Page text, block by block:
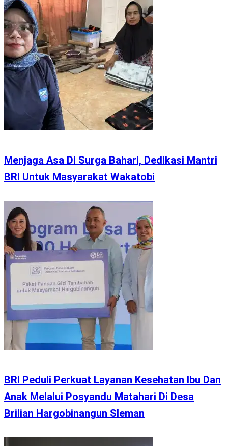
Menjaga Asa Di Surga Bahari, Dedikasi Mantri
BRI Untuk Masyarakat Wakatobi
BRI Peduli Perkuat Layanan Kesehatan Ibu Dan
Anak Melalui Posyandu Matahari Di Desa
Brilian Hargobinangun Sleman